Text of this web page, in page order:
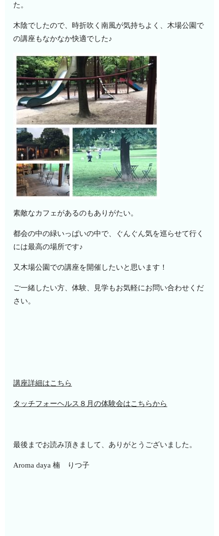
た。
木陰でしたので、時折吹く南風が気持ちよく、木場公園で
の講座もなかなか快適でした♪
素敵なカフェがあるのもありがたい。
都会の中の緑いっぱいの中で、ぐんぐん気を巡らせて行く
には最高の場所です♪
又木場公園での講座を開催したいと思います！
ご一緒したい方、体験、見学もお気軽にお問い合わせくだ
さい。
講座詳細はこちら
タッチフォーヘルス８月の体験会はこちらから
最後までお読み頂きまして、ありがとうございました。
Aroma daya 楠 りつ子